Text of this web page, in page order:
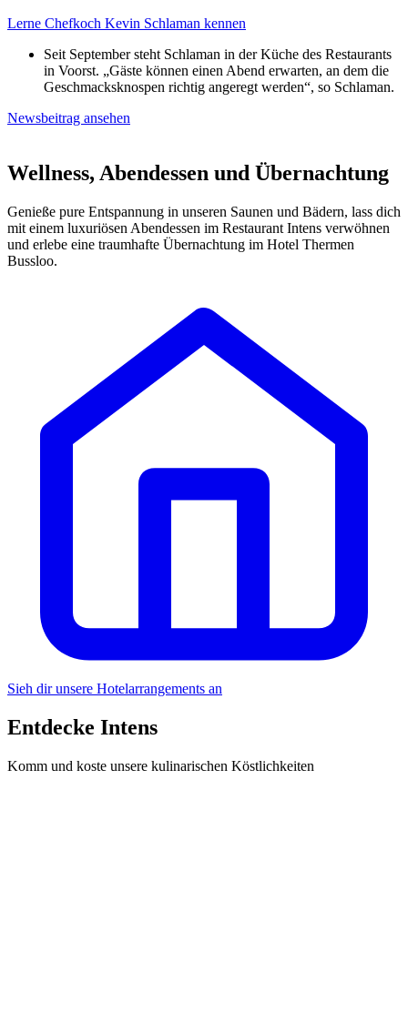
Lerne Chefkoch Kevin Schlaman kennen
Seit September steht Schlaman in der Küche des Restaurants
in Voorst. „Gäste können einen Abend erwarten, an dem die
Geschmacksknospen richtig angeregt werden“, so Schlaman.
Newsbeitrag ansehen
Wellness, Abendessen und Übernachtung
Genieße pure Entspannung in unseren Saunen und Bädern, lass dich
mit einem luxuriösen Abendessen im Restaurant Intens verwöhnen
und erlebe eine traumhafte Übernachtung im Hotel Thermen
Bussloo.
Sieh dir unsere Hotelarrangements an
Entdecke Intens
Komm und koste unsere kulinarischen Köstlichkeiten